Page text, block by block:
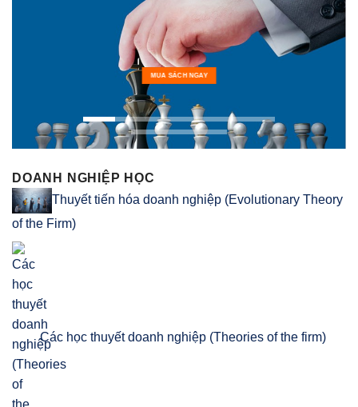
MUA SÁCH NGAY
DOANH NGHIỆP HỌC
Thuyết tiến hóa doanh nghiệp (Evolutionary Theory
of the Firm)
Các học thuyết doanh nghiệp (Theories of the firm)